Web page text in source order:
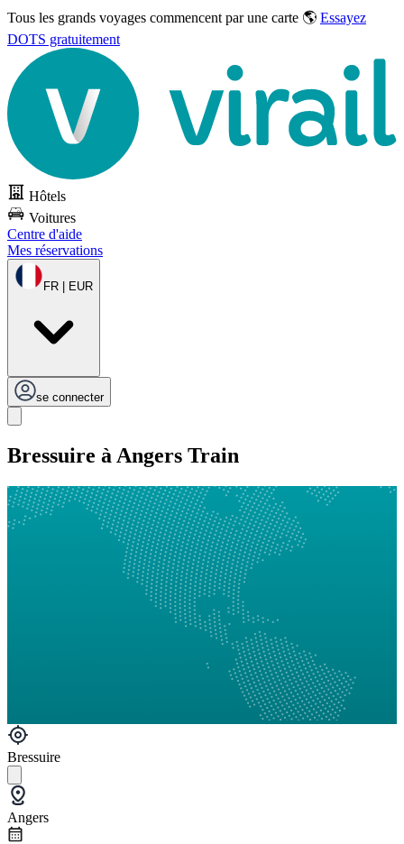
Tous les grands voyages commencent par une carte 🌎 Essayez
DOTS gratuitement
Hôtels
Voitures
Centre d'aide
Mes réservations
FR | EUR
se connecter
Bressuire à Angers Train
Bressuire
Angers